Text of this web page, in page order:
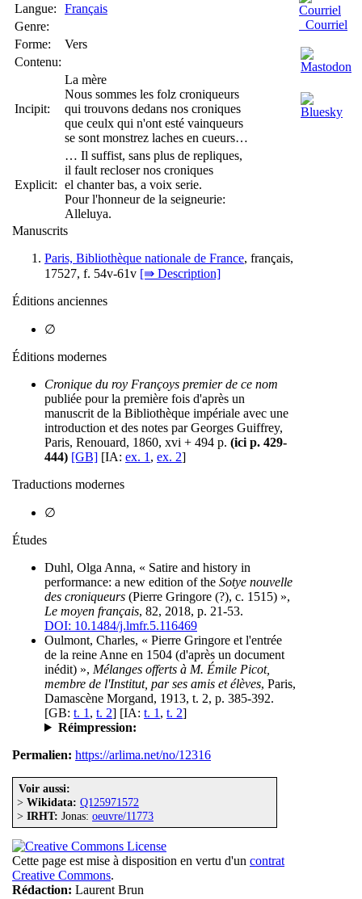
Langue:
Français
Genre:
Forme:
Vers
Contenu:
Incipit:
La mère
Nous sommes les folz croniqueurs
qui trouvons dedans nos croniques
que ceulx qui n'ont esté vainqueurs
se sont monstrez laches en cueurs…
Explicit:
… Il suffist, sans plus de repliques,
il fault recloser nos croniques
el chanter bas, a voix serie.
Pour l'honneur de la seigneurie:
Alleluya.
Manuscrits
Paris, Bibliothèque nationale de France, français,
17527, f. 54v-61v [⇛ Description]
Éditions anciennes
∅
Éditions modernes
Cronique du roy Françoys premier de ce nom
publiée pour la première fois d'après un
manuscrit de la Bibliothèque impériale avec une
introduction et des notes par Georges Guiffrey,
Paris, Renouard, 1860, xvi + 494 p. (ici p. 429-
444) [GB] [IA: ex. 1 , ex. 2]
Traductions modernes
∅
Études
Duhl, Olga Anna, « Satire and history in
performance: a new edition of the Sotye nouvelle
des croniqueurs (Pierre Gringore (?), c. 1515) »,
Le moyen français, 82, 2018, p. 21-53.
DOI: 10.1484/j.lmfr.5.116469
Oulmont, Charles, « Pierre Gringore et l'entrée
de la reine Anne en 1504 (d'après un document
inédit) », Mélanges offerts à M. Émile Picot,
membre de l'Institut, par ses amis et élèves, Paris,
Damascène Morgand, 1913, t. 2, p. 385-392.
[GB: t. 1 , t. 2] [IA: t. 1 , t. 2]
Réimpression:
Permalien: https://arlima.net/no/12316
Voir aussi:
> Wikidata: Q125971572
> IRHT: Jonas: oeuvre/11773
Cette page est mise à disposition en vertu d'un contrat
Creative Commons.
Rédaction: Laurent Brun
Courriel